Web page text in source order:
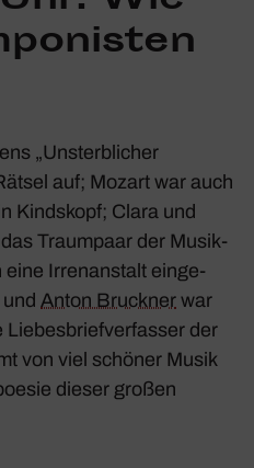
„Unsterb­li­cher
auf; Mozart war auch
Kinds­kopf; Clara und
Traum­paar der Musik­
eine Irren­an­stalt einge­
Anton Bruckner war
Liebes­brief­ver­fasser der
von viel schöner Musik
dieser großen